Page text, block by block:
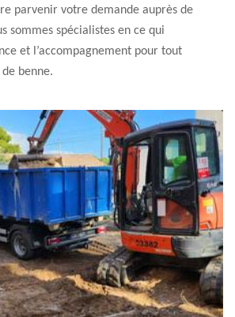
parvenir votre demande auprès de
sommes spécialistes en ce qui
et l’accompagnement pour tout
benne.